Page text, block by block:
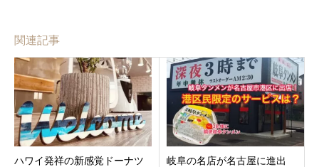
関連記事
ハワイ発祥の新感覚ドーナツ
岐阜の名店が名古屋に進出